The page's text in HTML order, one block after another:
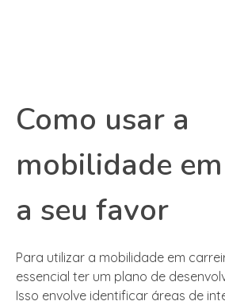
Como usar a
mobilidade
a seu favor
Para utilizar a mobilidade em
essencial ter um plano de
Isso envolve identificar áreas de